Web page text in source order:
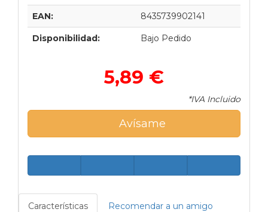
EAN: 8435739902141
Disponibilidad: Bajo Pedido
5,89 €
*IVA Incluido
Avísame
Características Recomendar a un amigo